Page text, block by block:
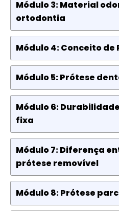
Módulo 3: Material
ortodontia
Módulo 4: Conceito de
Módulo 5: Prótese
Módulo 6:
fixa
Módulo 7: Diferença
prótese removível
Módulo 8: Prótese